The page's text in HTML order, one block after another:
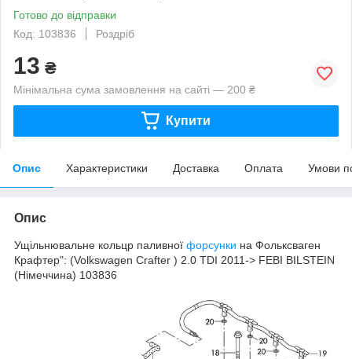
Готово до відправки
Код: 103836
Роздріб
13 ₴
Мінімальна сума замовлення на сайті — 200 ₴
Купити
Опис Характеристики Доставка Оплата Умови
Опис
Ущільнювальне кольцр паливної форсунки на Фольксваген
Крафтер": (Volkswagen Crafter ) 2.0 TDI 2011-> FEBI BILSTEIN
(Німеччина) 103836